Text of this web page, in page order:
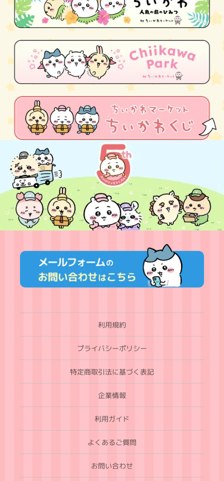
利用規約
プライバシーポリシー
特定商取引法に基づく表記
企業情報
利用ガイド
よくあるご質問
お問い合わせ